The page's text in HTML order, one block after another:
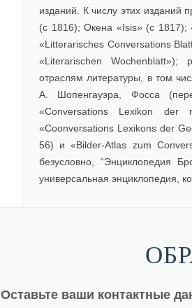
изданий. К числу этих изданий
(с 1816); Окена «Isis» (с 1817);
«Litterarisches Conversations
«Literarischen
отраслям литературы, в том
A. Шопенгауэра, Фосса
«Conversations Lexikon
«Coonversations Lexikons der
56) и «Bilder-Atlas zum
безусловно, “Энциклопедия
универсальная энциклопедия,
Оставьте ваши контактные